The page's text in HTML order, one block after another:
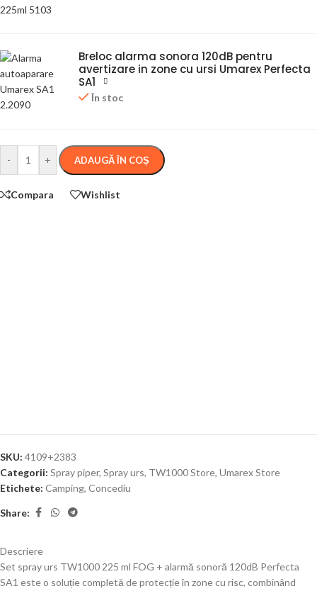
Breloc alarma sonora 120dB pentru
avertizare in zone cu ursi Umarex Perfecta
SA1
În stoc
- + ADAUGĂ ÎN COȘ
Compara Wishlist
SKU: 4109+2383
Categorii: Spray piper, Spray urs, TW1000 Store, Umarex Store
Etichete: Camping, Concediu
Share:
Descriere
Set spray urs TW1000 225 ml FOG + alarmă sonoră 120dB Perfecta
SA1 este o soluție completă de protecție în zone cu risc, combinând